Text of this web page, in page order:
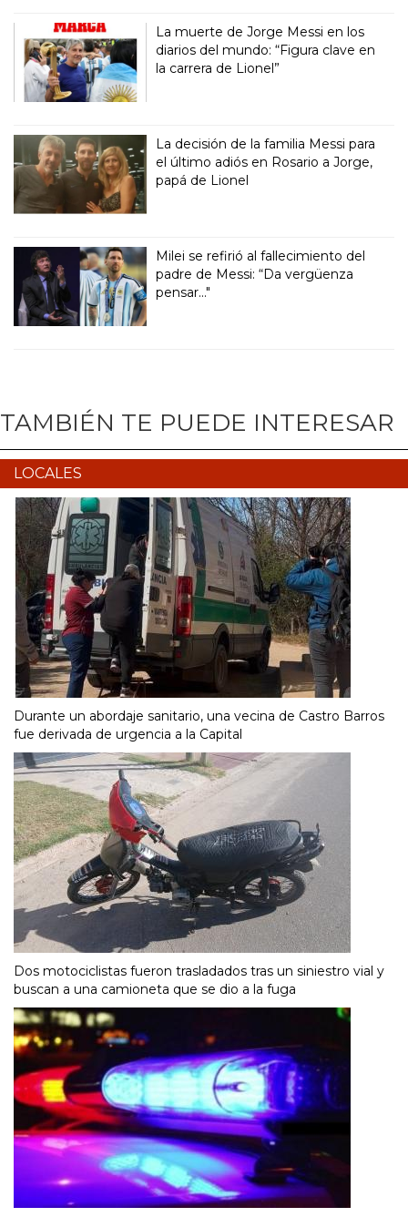
La muerte de Jorge Messi en los
diarios del mundo: “Figura clave en
la carrera de Lionel”
La decisión de la familia Messi para
el último adiós en Rosario a Jorge,
papá de Lionel
Milei se refirió al fallecimiento del
padre de Messi: “Da vergüenza
pensar..."
TAMBIÉN TE PUEDE INTERESAR
LOCALES
Durante un abordaje sanitario, una vecina de Castro Barros
fue derivada de urgencia a la Capital
Dos motociclistas fueron trasladados tras un siniestro vial y
buscan a una camioneta que se dio a la fuga